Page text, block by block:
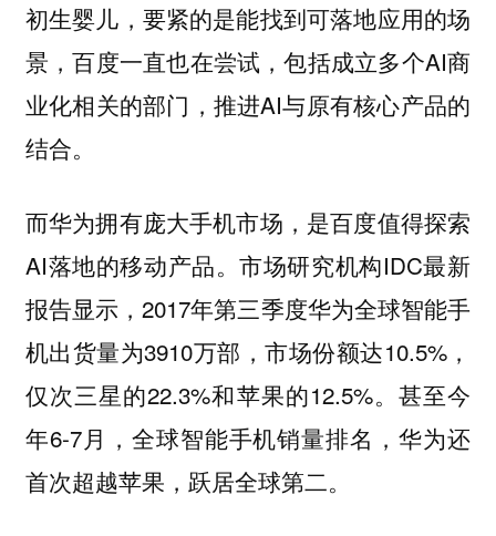
初生婴儿，要紧的是能找到可落地应用的场
景，百度一直也在尝试，包括成立多个AI商
业化相关的部门，推进AI与原有核心产品的
结合。
而华为拥有庞大手机市场，是百度值得探索
AI落地的移动产品。市场研究机构IDC最新
报告显示，2017年第三季度华为全球智能手
机出货量为3910万部，市场份额达10.5%，
仅次三星的22.3%和苹果的12.5%。甚至今
年6-7月，全球智能手机销量排名，华为还
首次超越苹果，跃居全球第二。